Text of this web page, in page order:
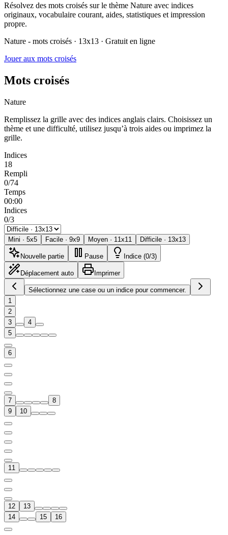
Résolvez des mots croisés sur le thème Nature avec indices
originaux, vocabulaire courant, aides, statistiques et impression
propre.
Nature - mots croisés · 13x13 · Gratuit en ligne
Jouer aux mots croisés
Mots croisés
Nature
Remplissez la grille avec des indices anglais clairs. Choisissez un
thème et une difficulté, utilisez jusqu’à trois aides ou imprimez la
grille.
Indices
18
Rempli
0/74
Temps
00:00
Indices
0/3
Mini · 5x5 Facile · 9x9 Moyen · 11x11 Difficile · 13x13
Nouvelle partie Pause Indice (0/3)
Déplacement auto Imprimer
Sélectionnez une case ou un indice pour commencer.
1
2
3
4
5
6
7
8
9
10
11
12
13
14
15 16